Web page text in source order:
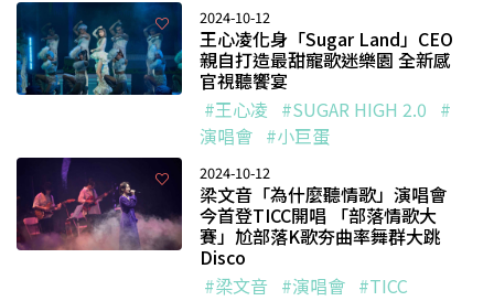
2024-10-12
王心凌化身「Sugar Land」CEO
親自打造最甜寵歌迷樂園 全新感
官視聽饗宴
#王心凌 #SUGAR HIGH 2.0 #
演唱會 #小巨蛋
2024-10-12
梁文音「為什麼聽情歌」演唱會
今首登TICC開唱 「部落情歌大
賽」尬部落K歌夯曲率舞群大跳
Disco
#梁文音 #演唱會 #TICC